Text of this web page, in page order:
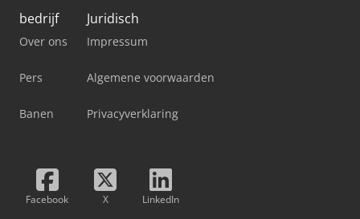
bedrijf
Over ons
Pers
Banen
Juridisch
Impressum
Algemene voorwaarden
Privacyverklaring
Facebook X LinkedIn